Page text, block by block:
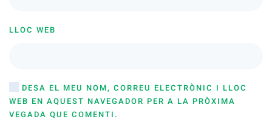
LLOC WEB
DESA EL MEU NOM, CORREU ELECTRÒNIC I LLOC
WEB EN AQUEST NAVEGADOR PER A LA PRÒXIMA
VEGADA QUE COMENTI.